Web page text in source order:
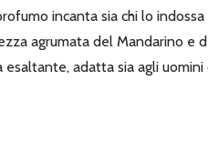
incanta sia chi lo
agrumata del Mandarino e
adatta sia agli